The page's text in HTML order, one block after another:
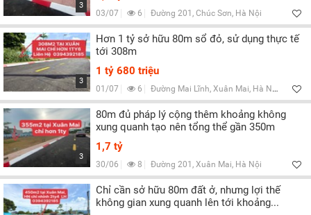
3
03/07 6 Đường 201, Chúc Sơn, Hà Nội
3
Hơn 1 tỷ sở hữu 80m sổ đỏ, sử dụng thực tế
tới 308m
1 tỷ 680 triệu
01/07 6 Đường Mai Lĩnh, Xuân Mai, Hà Nội
3
80m đủ pháp lý cộng thêm khoảng không
xung quanh tạo nên tổng thể gần 350m
1,7 tỷ
30/06 8 Đường 201, Xuân Mai, Hà Nội
Chỉ cần sở hữu 80m đất ở, nhưng lợi thế
không gian xung quanh lên tới khoảng...